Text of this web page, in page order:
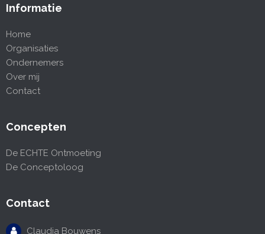
Informatie
Home
Organisaties
Ondernemers
Over mij
Contact
Concepten
De ECHTE Ontmoeting
De Conceptoloog
Contact
Claudia Bouwens